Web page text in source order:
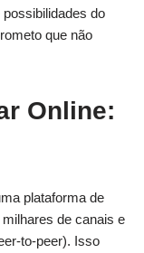
do
que não
Online:
plataforma de
de canais e
to-peer). Isso